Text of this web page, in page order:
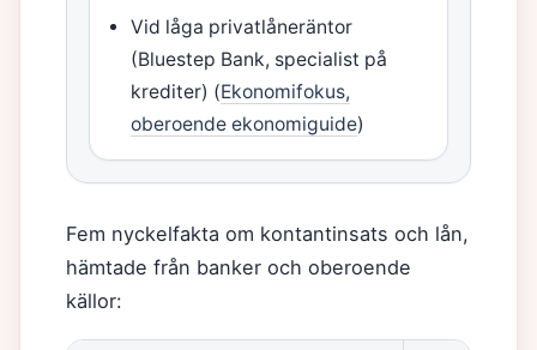
Vid låga privatlåneräntor
(Bluestep Bank, specialist på
krediter) (Ekonomifokus,
oberoende ekonomiguide)
Fem nyckelfakta om kontantinsats och lån,
hämtade från banker och oberoende
källor: